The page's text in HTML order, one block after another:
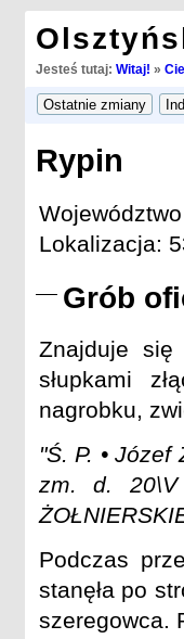
Jesteś tutaj: Witaj! »
Rypin
Lokalizacja:
Grób
Znajduje się
słupkami
nagrobku,
"Ś. P. •
zm. d. 20\V
Podczas
stanęła po
szeregowca.